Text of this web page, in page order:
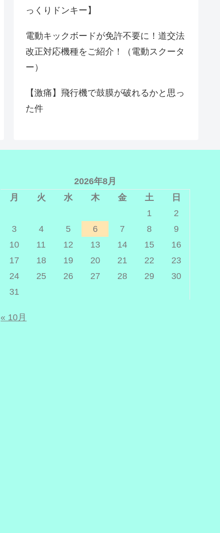
っくりドンキー】
電動キックボードが免許不要に！道交法
改正対応機種をご紹介！（電動スクータ
ー）
【激痛】飛行機で鼓膜が破れるかと思っ
た件
2026年8月
月
火 水 木 金 土
日
1
2
3
4 5 6 7 8
9
10
11 12 13 14 15
16
17
18 19 20 21 22
23
24
25 26 27 28 29
30
31
« 10月